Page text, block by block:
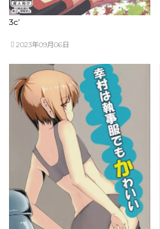
3c’
2023年09月06日